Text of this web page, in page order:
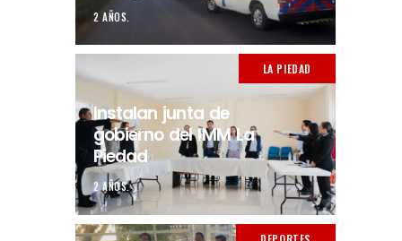
2 AÑOS.
LA PIEDAD
Instalan junta de
gobierno del IMM La
Piedad
2 AÑOS.